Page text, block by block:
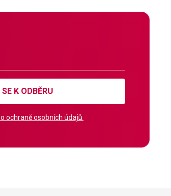
K ODBĚRU
ochraně osobních údajů.